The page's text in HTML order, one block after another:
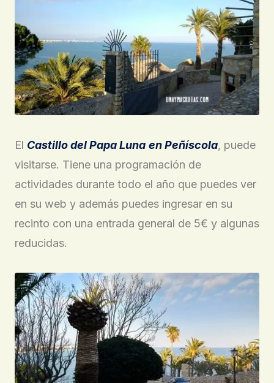
El Castillo del Papa Luna en Peñíscola, puede
visitarse. Tiene una programación de
actividades durante todo el año que puedes ver
en su web y además puedes ingresar en su
recinto con una entrada general de 5€ y algunas
reducidas.